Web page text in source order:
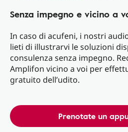
Senza impegno e vicino a
In caso di acufeni, i nostri
lieti di illustrarvi le soluzioni
consulenza senza impegno.
Amplifon vicino a voi per
gratuito dell’udito.
Prenotate un